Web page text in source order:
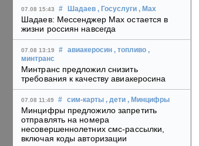
07.08 15:43 # Шадаев , Госуслуги , Max
Шадаев: Мессенджер Max остается в
жизни россиян навсегда
07.08 13:19 # авиакеросин , топливо ,
минтранс
Минтранс предложил снизить
требования к качеству авиакеросина
07.08 11:49 # сим-карты , дети , Минцифры
Минцифры предложило запретить
отправлять на номера
несовершеннолетних смс-рассылки,
включая коды авторизации